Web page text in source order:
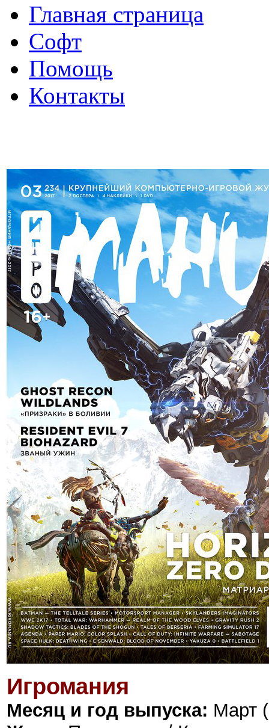
Главная страница
Софт
Помощь
Контакты
Игромания
Месяц и год выпуска: Март